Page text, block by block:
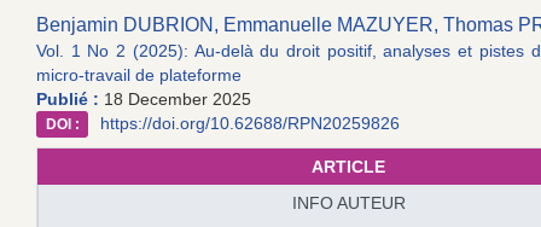
Benjamin DUBRION, Emmanuelle MAZUYER, Thomas
Vol. 1 No 2 (2025): Au-delà du droit positif, analyses et pistes
micro-travail de plateforme
Publié : 18 December 2025
DOI : https://doi.org/10.62688/RPN20259826
ARTICLE
INFO AUTEUR